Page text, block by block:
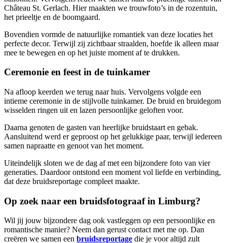
Château St. Gerlach. Hier maakten we trouwfoto’s in de rozentuin,
het prieeltje en de boomgaard.
Bovendien vormde de natuurlijke romantiek van deze locaties het
perfecte decor. Terwijl zij zichtbaar straalden, hoefde ik alleen maar
mee te bewegen en op het juiste moment af te drukken.
Ceremonie en feest in de tuinkamer
Na afloop keerden we terug naar huis. Vervolgens volgde een
intieme ceremonie in de stijlvolle tuinkamer. De bruid en bruidegom
wisselden ringen uit en lazen persoonlijke geloften voor.
Daarna genoten de gasten van heerlijke bruidstaart en gebak.
Aansluitend werd er geproost op het gelukkige paar, terwijl iedereen
samen napraatte en genoot van het moment.
Uiteindelijk sloten we de dag af met een bijzondere foto van vier
generaties. Daardoor ontstond een moment vol liefde en verbinding,
dat deze bruidsreportage compleet maakte.
Op zoek naar een bruidsfotograaf in Limburg?
Wil jij jouw bijzondere dag ook vastleggen op een persoonlijke en
romantische manier? Neem dan gerust contact met me op. Dan
creëren we samen een bruidsreportage die je voor altijd zult